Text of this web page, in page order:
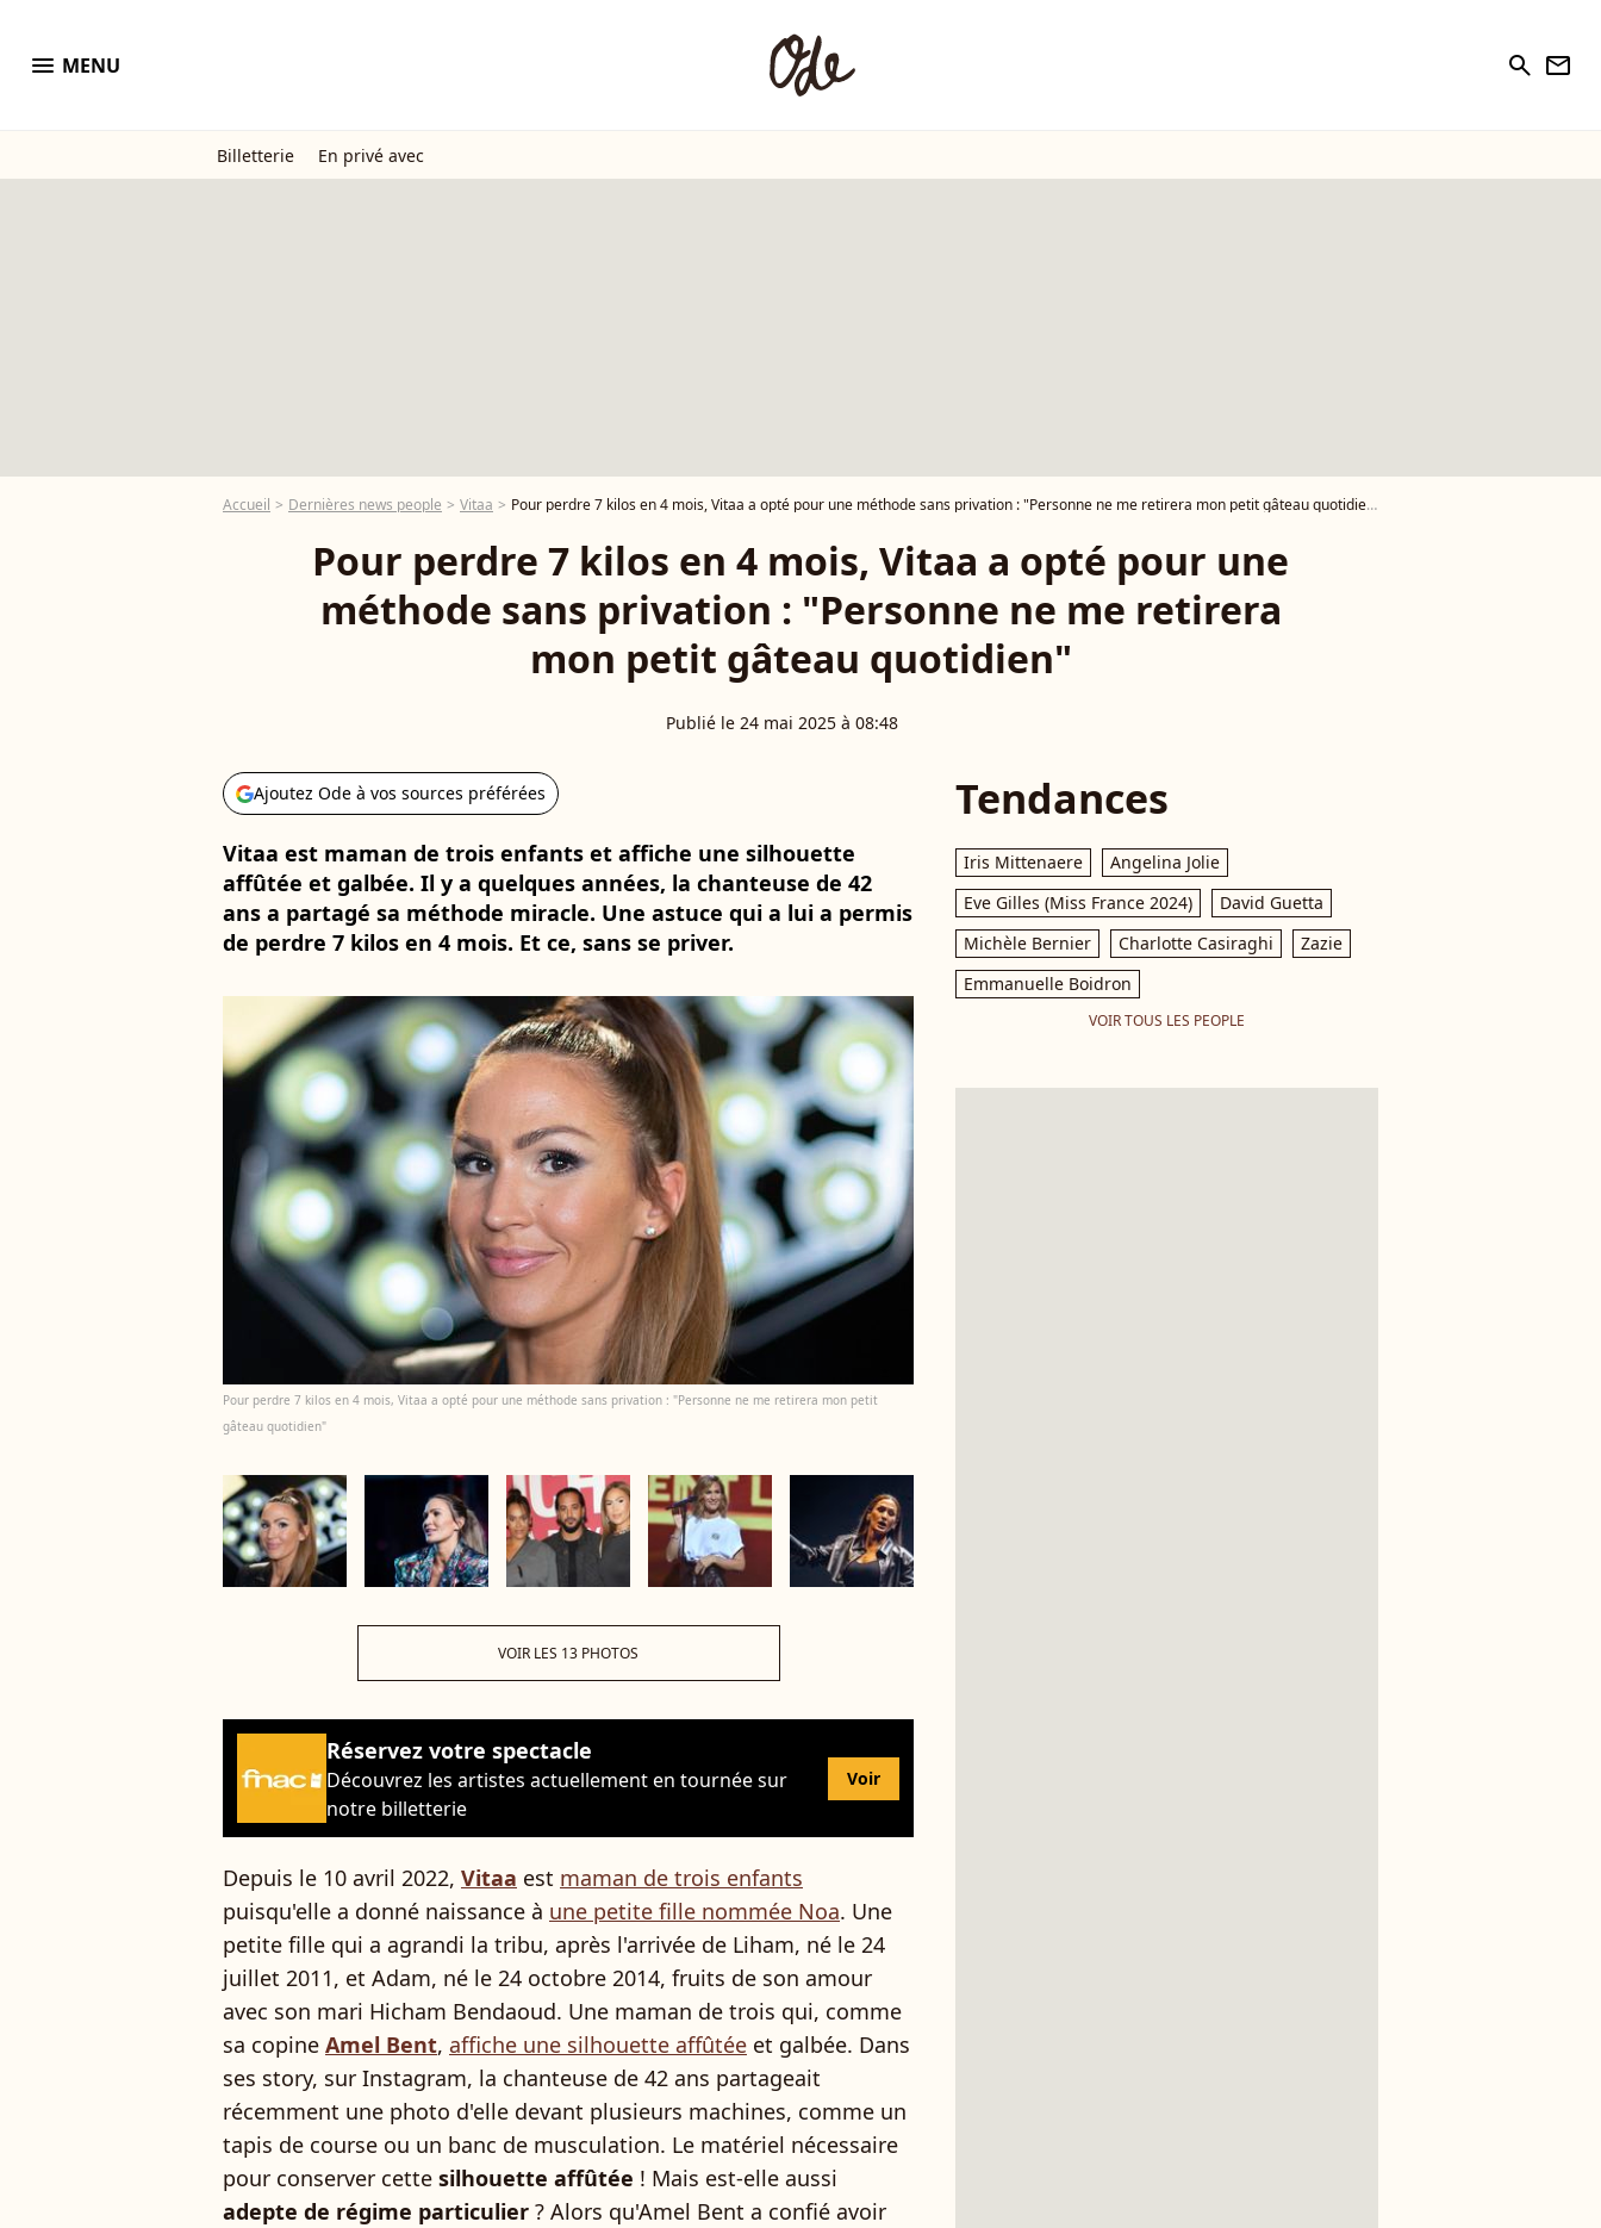
menu MENU search newsletter
Billetterie En privé avec
Accueil Dernières news people Vitaa Pour perdre 7 kilos en 4 mois, Vitaa a opté pour une méthode sans privation : "Personne ne me retirera mon petit gâteau quotidien"
Pour perdre 7 kilos en 4 mois, Vitaa a opté pour une
méthode sans privation : "Personne ne me retirera
mon petit gâteau quotidien"
Publié le 24 mai 2025 à 08:48
Ajoutez Ode à vos sources préférées
Vitaa est maman de trois enfants et affiche une silhouette
affûtée et galbée. Il y a quelques années, la chanteuse de 42
ans a partagé sa méthode miracle. Une astuce qui a lui a permis
de perdre 7 kilos en 4 mois. Et ce, sans se priver.
Pour perdre 7 kilos en 4 mois, Vitaa a opté pour une méthode sans privation : "Personne ne me retirera mon petit
gâteau quotidien"
VOIR LES 13 PHOTOS
Réservez votre spectacle
Découvrez les artistes actuellement en tournée sur
notre billetterie
Voir
Depuis le 10 avril 2022, Vitaa est maman de trois enfants
puisqu'elle a donné naissance à une petite fille nommée Noa. Une
petite fille qui a agrandi la tribu, après l'arrivée de Liham, né le 24
juillet 2011, et Adam, né le 24 octobre 2014, fruits de son amour
avec son mari Hicham Bendaoud. Une maman de trois qui, comme
sa copine Amel Bent, affiche une silhouette affûtée et galbée. Dans
ses story, sur Instagram, la chanteuse de 42 ans partageait
récemment une photo d'elle devant plusieurs machines, comme un
tapis de course ou un banc de musculation. Le matériel nécessaire
pour conserver cette silhouette affûtée ! Mais est-elle aussi
adepte de régime particulier ? Alors qu'Amel Bent a confié avoir
Tendances
Iris Mittenaere
Angelina Jolie
Eve Gilles (Miss France 2024)
David Guetta
Michèle Bernier
Charlotte Casiraghi
Zazie
Emmanuelle Boidron
VOIR TOUS LES PEOPLE